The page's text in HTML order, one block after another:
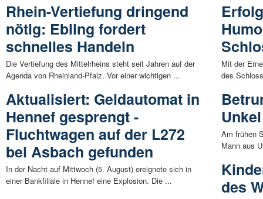
Rhein-Vertiefung dringend
nötig: Ebling fordert
schnelles Handeln
Die Vertiefung des Mittelrheins steht seit Jahren auf der
Agenda von Rheinland-Pfalz. Vor einer wichtigen ...
Aktualisiert: Geldautomat in
Hennef gesprengt -
Fluchtwagen auf der L272
bei Asbach gefunden
In der Nacht auf Mittwoch (5. August) ereignete sich in
einer Bankfiliale in Hennef eine Explosion. Die ...
Mit der
des
Am frühen
Mann aus
des